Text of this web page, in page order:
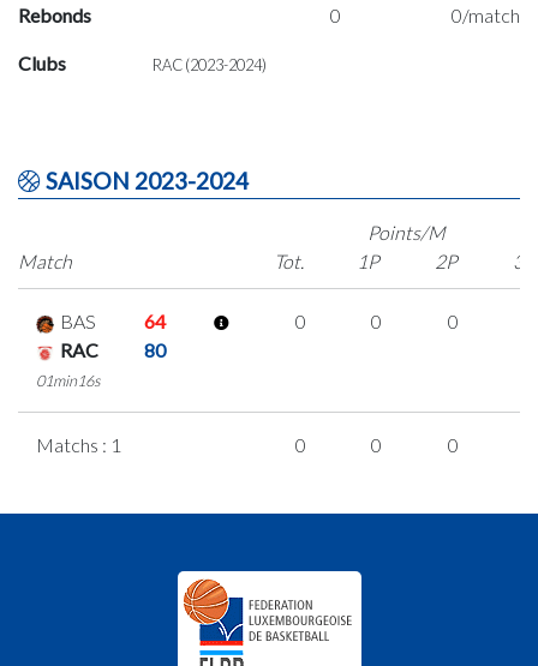
Rebonds
0 0/match
Clubs RAC (2023-2024)
SAISON 2023-2024
Match
Points/M
Tot.
1P 2P 3P
BAS
64
RAC
80
01min16s
0 0 0
Matchs : 1 0 0 0